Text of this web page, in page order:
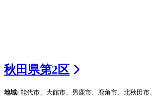
秋田県第2区
地域: 能代市、大館市、男鹿市、鹿角市、北秋田市